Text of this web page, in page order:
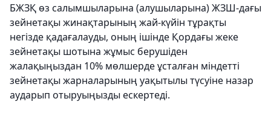
БЖЗҚ өз салымшыларына (алушыларына) ЖЗШ-дағы
зейнетақы жинақтарының жай-күйін тұрақты
негізде қадағалауды, оның ішінде Қордағы жеке
зейнетақы шотына жұмыс берушіден
жалақыңыздан 10% мөлшерде ұсталған міндетті
зейнетақы жарналарының уақытылы түсуіне назар
аударып отыруыңызды ескертеді.